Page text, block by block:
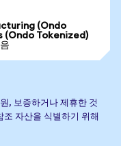
(Ondo
(Ondo Tokenized)
, 보증하거나 제휴한 것
조 자산을 식별하기 위해